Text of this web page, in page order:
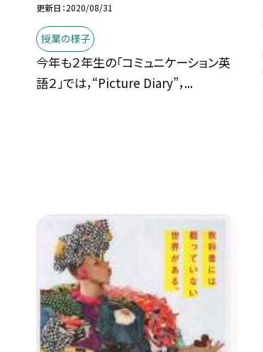
更新日 2020/08/31
授業の様子
今年も２年生の「コミュニケーション英
語２」では，“Picture Diary”，...